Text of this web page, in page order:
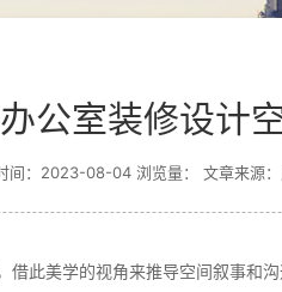
公室装修设计
间：2023-08-04 浏览量： 文章来源
此美学的视角来推导空间叙事和